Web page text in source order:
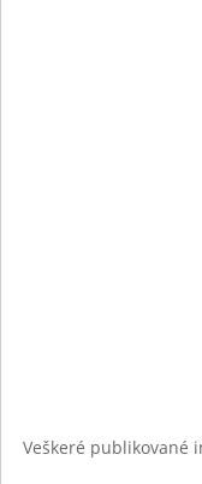
Veškeré publikované